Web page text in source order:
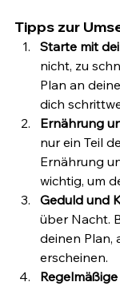
Tipps zur
Starte mit
nicht, zu
Plan an
dich
Ernährung
nur ein Teil
Ernährung
wichtig, um
Geduld und
über Nacht.
deinen Plan,
erscheinen.